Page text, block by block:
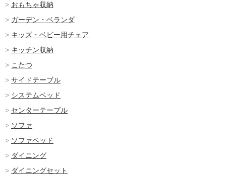
おもちゃ収納
ガーデン・ベランダ
キッズ・ベビー用チェア
キッチン収納
こたつ
サイドテーブル
システムベッド
センターテーブル
ソファ
ソファベッド
ダイニング
ダイニングセット